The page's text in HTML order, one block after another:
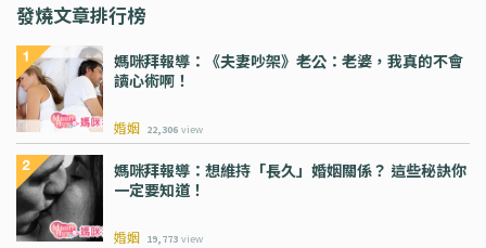
發燒文章排行榜
媽咪拜報導：《夫妻吵架》老公：老婆，我真的不會
讀心術啊！
婚姻 22,306 view
媽咪拜報導：想維持「長久」婚姻關係？ 這些秘訣你
一定要知道！
婚姻 19,773 view